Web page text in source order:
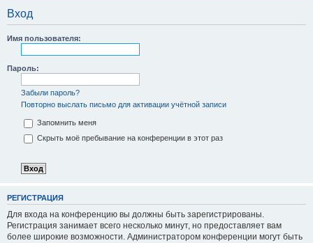
Вход
Имя пользователя:
Пароль:
Забыли пароль?
Повторно выслать письмо для активации учётной записи
Запомнить меня
Скрыть моё пребывание на конференции в этот раз
РЕГИСТРАЦИЯ
Для входа на конференцию вы должны быть зарегистрированы.
Регистрация занимает всего несколько минут, но предоставляет вам
более широкие возможности. Администратором конференции могут быть